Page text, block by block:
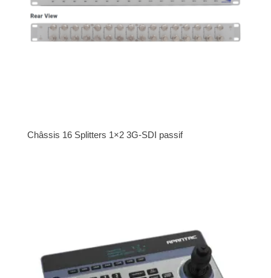
Châssis 16 Splitters 1×2 3G-SDI passif